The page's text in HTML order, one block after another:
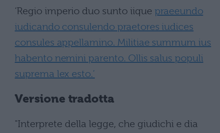
‘Regio imperio duo sunto iique praeeundo
iudicando consulendo praetores iudices
consules appellamino. Militiae summum ius
habento nemini parento. Ollis salus populi
suprema lex esto.’
Versione tradotta
"Interprete della legge, che giudichi e dia